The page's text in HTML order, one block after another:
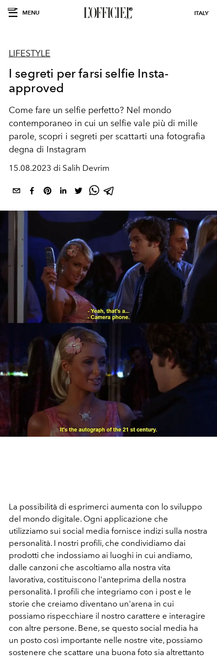
MENU ITALY
LIFESTYLE
I segreti per farsi selfie Insta-
approved
Come fare un selfie perfetto? Nel mondo
contemporaneo in cui un selfie vale più di mille
parole, scopri i segreti per scattarti una fotografia
degna di Instagram
15.08.2023 di Salih Devrim
La possibilità di esprimerci aumenta con lo sviluppo
del mondo digitale. Ogni applicazione che
utilizziamo sui social media fornisce indizi sulla nostra
personalità. I nostri profili, che condividiamo dai
prodotti che indossiamo ai luoghi in cui andiamo,
dalle canzoni che ascoltiamo alla nostra vita
lavorativa, costituiscono l'anteprima della nostra
personalità. I profili che integriamo con i post e le
storie che creiamo diventano un'arena in cui
possiamo rispecchiare il nostro carattere e interagire
con altre persone. Bene, se questo social media ha
un posto così importante nelle nostre vite, possiamo
sostenere che scattare una buona foto sia altrettanto